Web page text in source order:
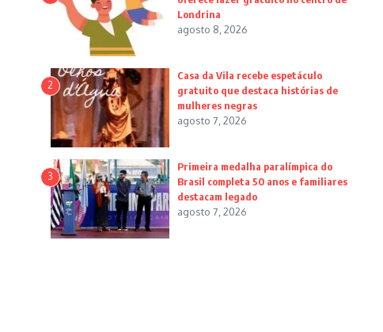
Londrina
agosto 8, 2026
2
Casa da Vila recebe espetáculo
gratuito que destaca histórias de
mulheres negras
agosto 7, 2026
3
Primeira medalha paralímpica do
Brasil completa 50 anos e familiares
destacam legado
agosto 7, 2026